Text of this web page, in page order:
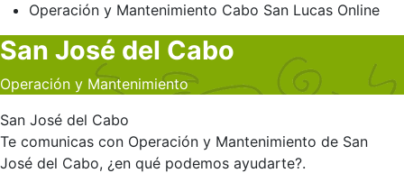
Operación y Mantenimiento Cabo San Lucas Online
San José del Cabo
Operación y Mantenimiento
San José del Cabo
Te comunicas con Operación y Mantenimiento de San
José del Cabo, ¿en qué podemos ayudarte?.